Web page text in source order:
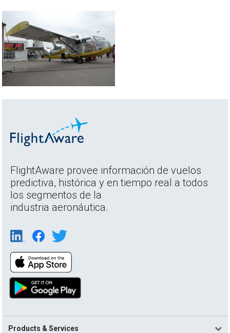
FlightAware provee información de vuelos
predictiva, histórica y en tiempo real a todos
los segmentos de la
industria aeronáutica.
Products & Services